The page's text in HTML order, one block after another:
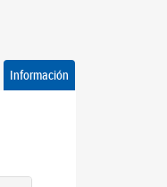
Información